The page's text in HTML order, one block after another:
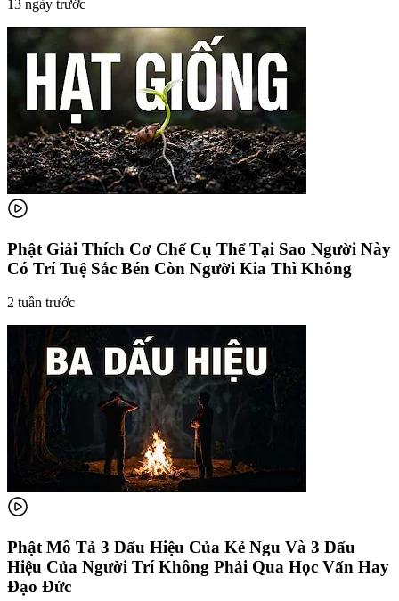
13 ngày trước
Phật Giải Thích Cơ Chế Cụ Thể Tại Sao Người Này
Có Trí Tuệ Sắc Bén Còn Người Kia Thì Không
2 tuần trước
Phật Mô Tả 3 Dấu Hiệu Của Kẻ Ngu Và 3 Dấu
Hiệu Của Người Trí Không Phải Qua Học Vấn Hay
Đạo Đức